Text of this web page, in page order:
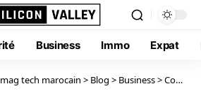
Business Immo Expat
tech marocain > Blog > Business>Comment booster la visibilité de son entreprise sur Instagram